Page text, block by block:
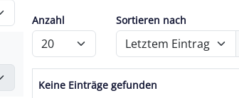
Anzahl Sortieren nach
Keine Einträge gefunden